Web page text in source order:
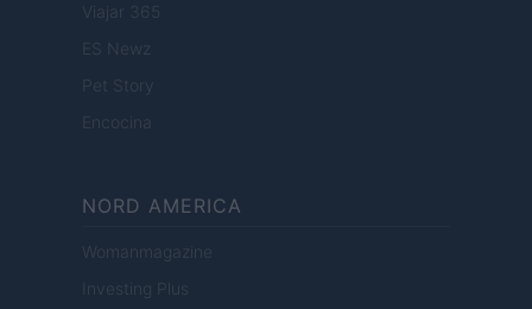
Viajar 365
ES Newz
Pet Story
Encocina
NORD AMERICA
Womanmagazine
Investing Plus